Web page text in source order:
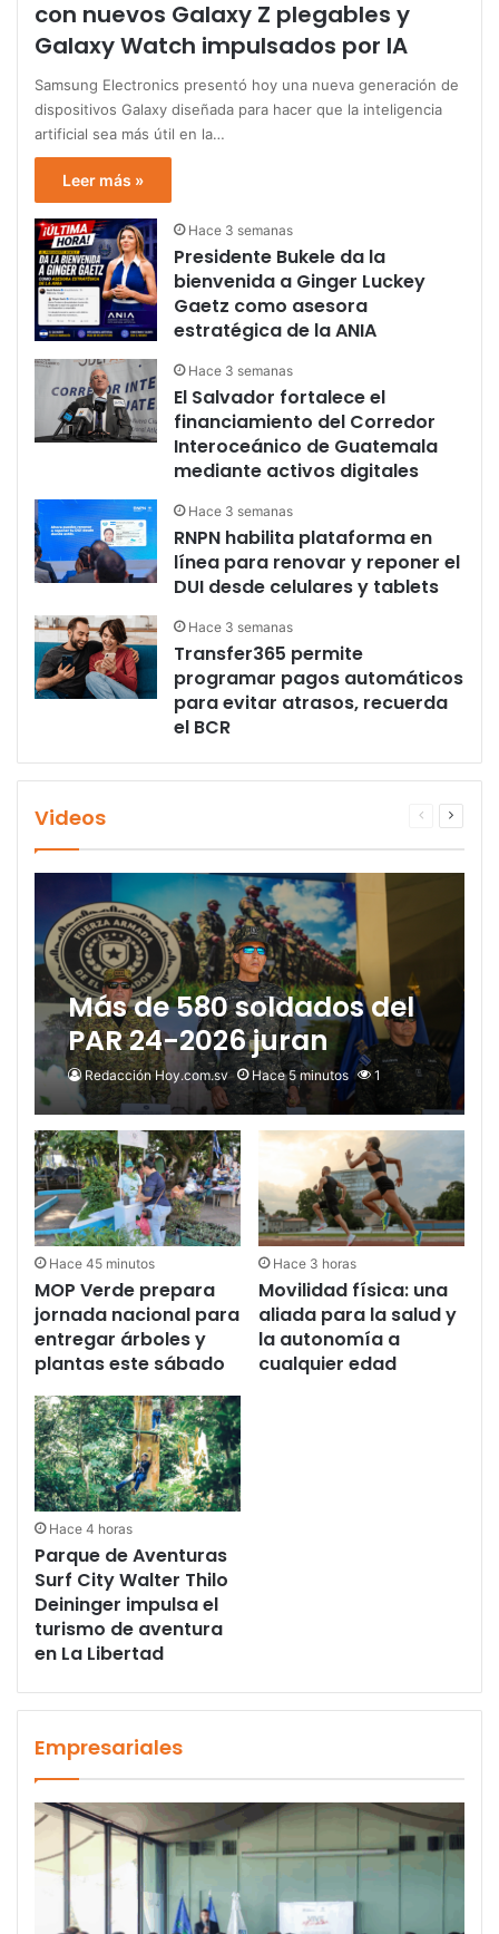
con nuevos Galaxy Z plegables y
Galaxy Watch impulsados por IA
Samsung Electronics presentó hoy una nueva generación de
dispositivos Galaxy diseñada para hacer que la inteligencia
artificial sea más útil en la…
Leer más »
Hace 3 semanas
Presidente Bukele da la
bienvenida a Ginger Luckey
Gaetz como asesora
estratégica de la ANIA
Hace 3 semanas
El Salvador fortalece el
financiamiento del Corredor
Interoceánico de Guatemala
mediante activos digitales
Hace 3 semanas
RNPN habilita plataforma en
línea para renovar y reponer el
DUI desde celulares y tablets
Hace 3 semanas
Transfer365 permite
programar pagos automáticos
para evitar atrasos, recuerda
el BCR
Videos
Página
Más de 580 soldados del
PAR 24-2026 juran
lealtad a la Bandera
Nacional y se
incorporarán al Plan
Control Territorial
Redacción Hoy.com.sv Hace 5 minutos 1
Hace 45 minutos
MOP Verde prepara
jornada nacional para
entregar árboles y
plantas este sábado
Hace 3 horas
Movilidad física: una
aliada para la salud y
la autonomía a
cualquier edad
Hace 4 horas
Parque de Aventuras
Surf City Walter Thilo
Deininger impulsa el
turismo de aventura
en La Libertad
Empresariales